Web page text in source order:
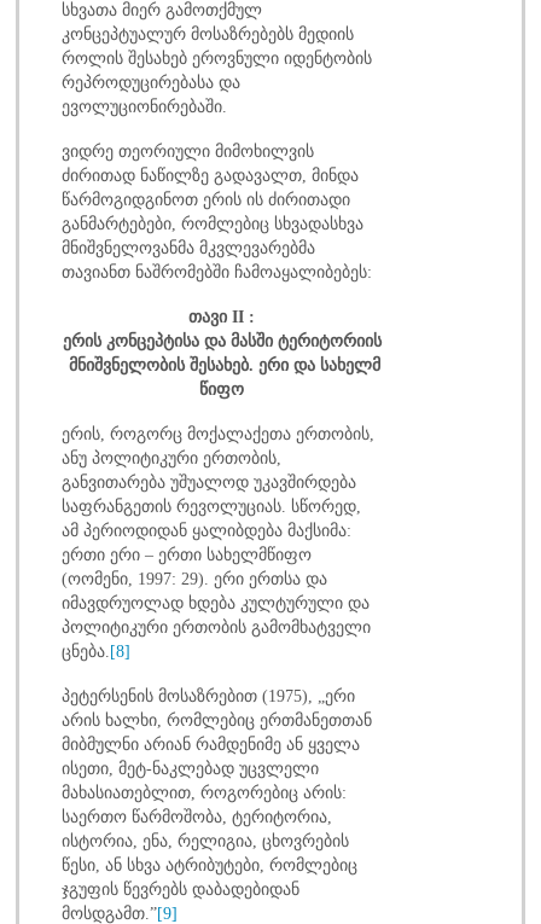
სხვათა მიერ გამოთქმულ
კონცეპტუალურ მოსაზრებებს მედიის
როლის შესახებ ეროვნული იდენტობის
რეპროდუცირებასა და
ევოლუციონირებაში.
ვიდრე თეორიული მიმოხილვის
ძირითად ნაწილზე გადავალთ, მინდა
წარმოგიდგინოთ ერის ის ძირითადი
განმარტებები, რომლებიც სხვადასხვა
მნიშვნელოვანმა მკვლევარებმა
თავიანთ ნაშრომებში ჩამოაყალიბებეს:
თავი II :
ერის კონცეპტისა და მასში ტერიტორიის
მნიშვნელობის შესახებ. ერი და სახელმ
წიფო
ერის, როგორც მოქალაქეთა ერთობის,
ანუ პოლიტიკური ერთობის,
განვითარება უშუალოდ უკავშირდება
საფრანგეთის რევოლუციას. სწორედ,
ამ პერიოდიდან ყალიბდება მაქსიმა:
ერთი ერი – ერთი სახელმწიფო
(ოომენი, 1997: 29). ერი ერთსა და
იმავდრუოლად ხდება კულტურული და
პოლიტიკური ერთობის გამომხატველი
ცნება. [8]
პეტერსენის მოსაზრებით (1975), „ერი
არის ხალხი, რომლებიც ერთმანეთთან
მიბმულნი არიან რამდენიმე ან ყველა
ისეთი, მეტ-ნაკლებად უცვლელი
მახასიათებლით, როგორებიც არის:
საერთო წარმოშობა, ტერიტორია,
ისტორია, ენა, რელიგია, ცხოვრების
წესი, ან სხვა ატრიბუტები, რომლებიც
ჯგუფის წევრებს დაბადებიდან
მოსდგამთ.”[9]